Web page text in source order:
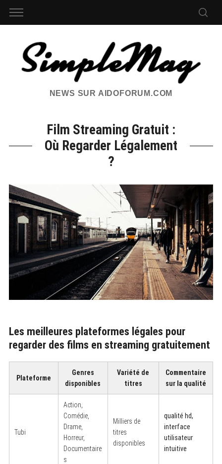
NEWS SUR AIDOFORUM.COM
Film Streaming Gratuit :
Où Regarder Légalement
?
Les meilleures plateformes légales pour
regarder des films en streaming gratuitement
Plateforme
Genres
disponibles
Variété de
titres
Commentaire
sur la qualité
Tubi
Action,
Comédie,
Drame,
Horreur,
Documentaire
s
Milliers de
titres
disponibles
qualité hd,
interface
utilisateur
intuitive